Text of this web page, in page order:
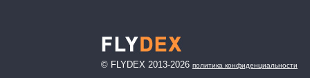
© FLYDEX 2013-2026 политика конфиденциальности